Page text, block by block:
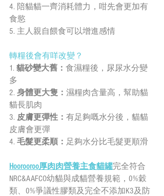
4. 陪貓貓一齊消耗體力，咁先會更加有
食慾
5. 主人親自餵食可以增進感情
轉糧後會有咩改變？
1. 貓砂變大舊： 食濕糧後，尿尿水分變
多
2. 身體更大隻： 濕糧肉含量高，幫助貓
貓長肌肉
3. 皮膚更彈性： 有足夠嘅水分後，貓貓
皮膚會更彈
4. 毛髮更柔順： 足夠水分比毛髮更順滑
Hoorooroo厚肉肉營養主食貓罐完全符合
NRC&AAFCO幼貓與成貓營養規範，0%穀
類、0%爭議性膠類及完全不添加K3及防